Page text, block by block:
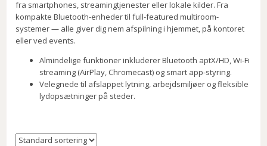
fra smartphones, streamingtjenester eller lokale kilder. Fra
kompakte Bluetooth-enheder til full-featured multiroom-
systemer — alle giver dig nem afspilning i hjemmet, på kontoret
eller ved events.
Almindelige funktioner inkluderer Bluetooth aptX/HD, Wi-Fi
streaming (AirPlay, Chromecast) og smart app-styring.
Velegnede til afslappet lytning, arbejdsmiljøer og fleksible
lydopsætninger på steder.